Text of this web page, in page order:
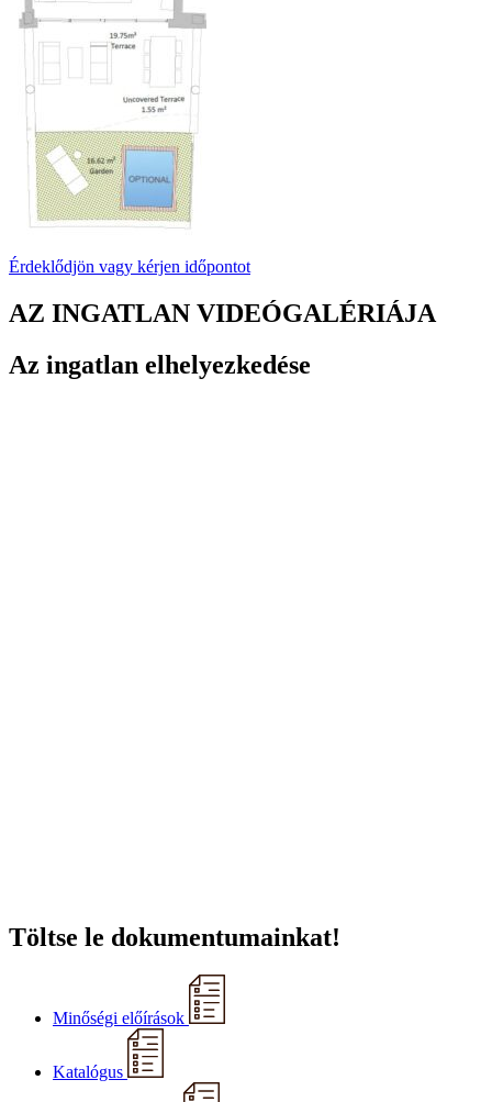
Érdeklődjön vagy kérjen időpontot
AZ INGATLAN VIDEÓGALÉRIÁJA
Az ingatlan elhelyezkedése
Töltse le dokumentumainkat!
Minőségi előírások
Katalógus